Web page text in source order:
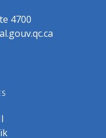
4700